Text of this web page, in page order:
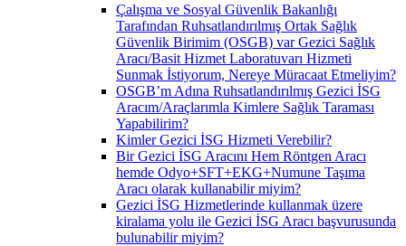
Çalışma ve Sosyal Güvenlik Bakanlığı
Tarafından Ruhsatlandırılmış Ortak Sağlık
Güvenlik Birimim (OSGB) var Gezici Sağlık
Aracı/Basit Hizmet Laboratuvarı Hizmeti
Sunmak İstiyorum, Nereye Müracaat Etmeliyim?
OSGB’m Adına Ruhsatlandırılmış Gezici İSG
Aracım/Araçlarımla Kimlere Sağlık Taraması
Yapabilirim?
Kimler Gezici İSG Hizmeti Verebilir?
Bir Gezici İSG Aracını Hem Röntgen Aracı
hemde Odyo+SFT+EKG+Numune Taşıma
Aracı olarak kullanabilir miyim?
Gezici İSG Hizmetlerinde kullanmak üzere
kiralama yolu ile Gezici İSG Aracı başvurusunda
bulunabilir miyim?